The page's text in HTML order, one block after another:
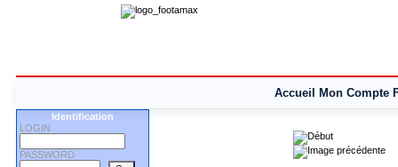
Accueil Mon Compte
Identification
LOGIN
PASSWORD